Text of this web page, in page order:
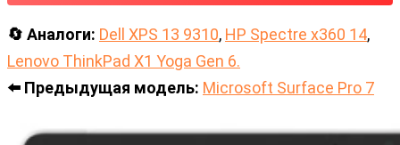
🔄 Аналоги: Dell XPS 13 9310, HP Spectre x360 14,
Lenovo ThinkPad X1 Yoga Gen 6.
⬅️ Предыдущая модель: Microsoft Surface Pro 7